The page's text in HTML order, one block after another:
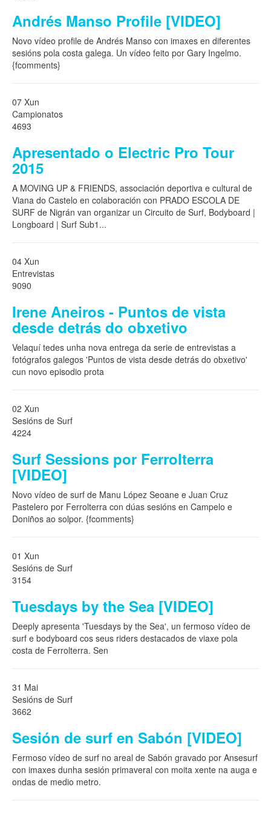
Andrés Manso Profile [VIDEO]
Novo vídeo profile de Andrés Manso con imaxes en diferentes
sesións pola costa galega. Un vídeo feito por Gary Ingelmo.
{fcomments}
07 Xun
Campionatos
4693
Apresentado o Electric Pro Tour
2015
A MOVING UP & FRIENDS, associación deportiva e cultural de
Viana do Castelo en colaboración con PRADO ESCOLA DE
SURF de Nigrán van organizar un Circuito de Surf, Bodyboard |
Longboard | Surf Sub1 ...
04 Xun
Entrevistas
9090
Irene Aneiros - Puntos de vista
desde detrás do obxetivo
Velaquí tedes unha nova entrega da serie de entrevistas a
fotógrafos galegos 'Puntos de vista desde detrás do obxetivo'
cun novo episodio prota
02 Xun
Sesións de Surf
4224
Surf Sessions por Ferrolterra
[VIDEO]
Novo vídeo de surf de Manu López Seoane e Juan Cruz
Pastelero por Ferrolterra con dúas sesións en Campelo e
Doniños ao solpor. {fcomments}
01 Xun
Sesións de Surf
3154
Tuesdays by the Sea [VIDEO]
Deeply apresenta 'Tuesdays by the Sea', un fermoso vídeo de
surf e bodyboard cos seus riders destacados de viaxe pola
costa de Ferrolterra. Sen
31 Mai
Sesións de Surf
3662
Sesión de surf en Sabón [VIDEO]
Fermoso vídeo de surf no areal de Sabón gravado por Ansesurf
con imaxes dunha sesión primaveral con moita xente na auga e
ondas de medio metro.